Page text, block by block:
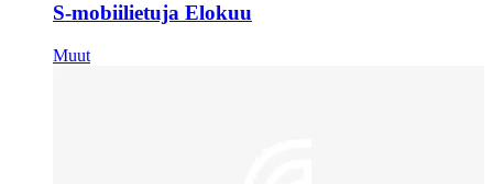
S-mobiilietuja Elokuu
Muut